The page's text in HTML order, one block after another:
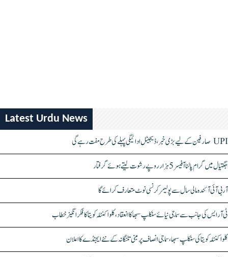
Latest Urdu News
UPI صارفین کے لیے بڑی خبر، ڈیجیٹل ادائیگی پہلے کی طرح مفت رہے گی
جگتیال میں گرام پالنا آفیسر 5 ہزار روپے رشوت لیتے ہوئے گرفتار
آر بی آئی آئندہ مالی سال سے پولیمر کرنسی نوٹ متعارف کرائے گا
ٹی آر ایس کی جانب سے سماجی نیائے سنکلپ سبھا کا انعقاد، کلواکنٹلہ کویتا کا فکر انگیز خطاب
کلواکنٹلہ کویتا کی سنکلپ سبھا، سماجی انصاف پر مبنی تلنگانہ کے نئے ایجنڈے کا اعلان